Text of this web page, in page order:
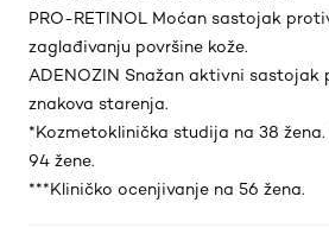
PRO-RETINOL Moćan sastojak
zaglađivanju površine kože.
ADENOZIN Snažan aktivni
znakova starenja.
*Kozmetoklinička studija na 38
94 žene.
***Kliničko ocenjivanje na 56 žena.